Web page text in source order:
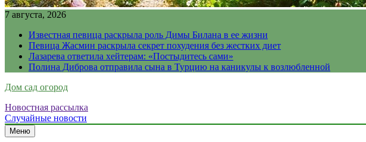
7 августа, 2026
Известная певица раскрыла роль Димы Билана в ее жизни
Певица Жасмин раскрыла секрет похудения без жестких диет
Лазарева ответила хейтерам: «Постыдитесь сами»
Полина Диброва отправила сына в Турцию на каникулы к возлюбленной
Дом сад огород
Новостная рассылка
Случайные новости
Меню